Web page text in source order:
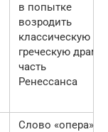
в попытке
возродить
классическую
греческую драму,
часть
Ренессанса
Слово «опера»